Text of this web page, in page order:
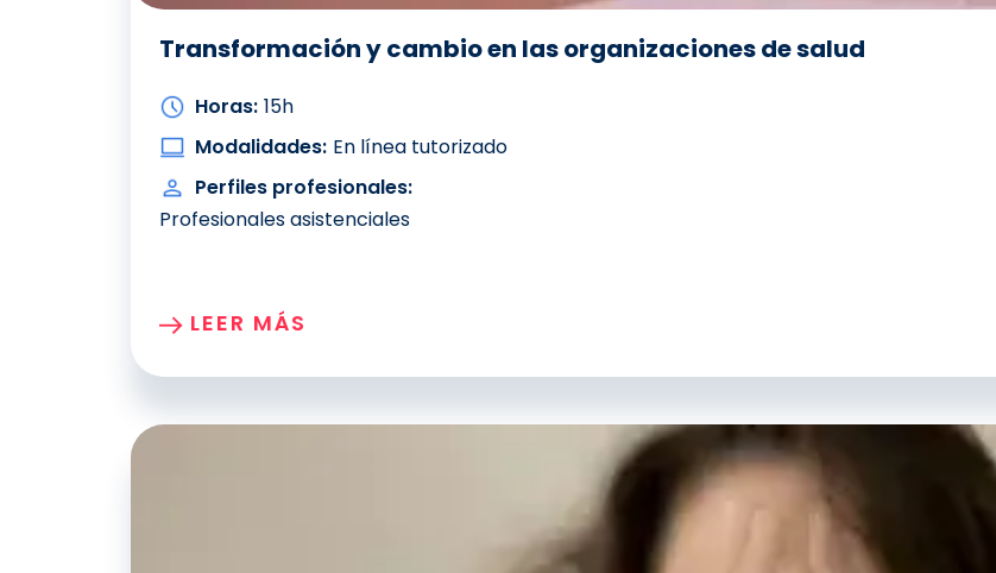
Transformación y cambio en las organizaciones de salud
Horas: 15h
Modalidades: En línea tutorizado
Perfiles profesionales:
Profesionales asistenciales
LEER MÁS